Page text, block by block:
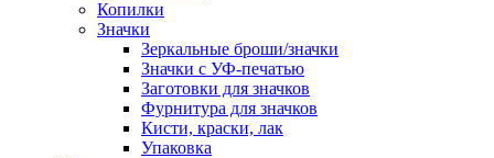
Копилки
Значки
Зеркальные броши/значки
Значки с УФ-печатью
Заготовки для значков
Фурнитура для значков
Кисти, краски, лак
Упаковка